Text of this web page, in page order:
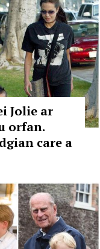
Jolie ar
orfan.
care a